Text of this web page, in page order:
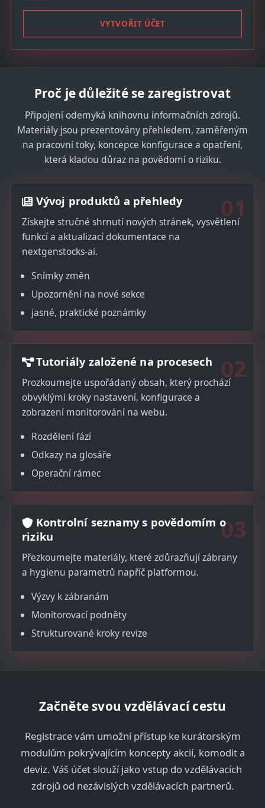
t
a
t
s
+
1
VYTVOŘIT ÚČET
Proč je důležité se zaregistrovat
Připojení odemyká knihovnu informačních zdrojů.
Materiály jsou prezentovány přehledem, zaměřeným
na pracovní toky, koncepce konfigurace a opatření,
která kladou důraz na povědomí o riziku.
01
Vývoj produktů a přehledy
Získejte stručné shrnutí nových stránek, vysvětlení
funkcí a aktualizací dokumentace na
nextgenstocks-ai.
Snímky změn
Upozornění na nové sekce
jasné, praktické poznámky
02
Tutoriály založené na procesech
Prozkoumejte uspořádaný obsah, který prochází
obvyklými kroky nastavení, konfigurace a
zobrazení monitorování na webu.
Rozdělení fází
Odkazy na glosáře
Operační rámec
03
Kontrolní seznamy s povědomím o
riziku
Přezkoumejte materiály, které zdůrazňují zábrany
a hygienu parametrů napříč platformou.
Výzvy k zábranám
Monitorovací podněty
Strukturované kroky revize
Začněte svou vzdělávací cestu
Registrace vám umožní přístup ke kurátorským
modulům pokrývajícím koncepty akcií, komodit a
deviz. Váš účet slouží jako vstup do vzdělávacích
zdrojů od nezávislých vzdělávacích partnerů.